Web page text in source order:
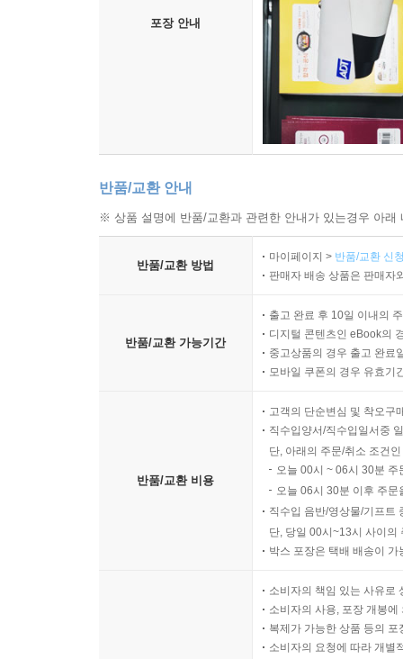
19세기 후반 조선의 문호 개방 이후 지어진 전
ㄱ자형 등 한옥 구조의 변형), 목조 재료, 그리
제7장 김영성의 봉화척곡교회 역사 복원과 계승
떠났다가 은퇴 후 귀향하여, 사라질 뻔한 교회의
모습을 담은 사진을 수록했다.
포장 안내
반품/교환 안내
※ 상품 설명에 반품/교환과 관련한 안내가 있는경우 아
반품/교환 방법
마이페이지 > 반품/교환 신
판매자 배송 상품은 판매자
반품/교환 가능기간
출고 완료 후 10일 이내의
디지털 콘텐츠인 eBook의
중고상품의 경우 출고 완료
모바일 쿠폰의 경우 유효기
반품/교환 비용
고객의 단순변심 및 착오구
직수입양서/직수입일서중
단, 아래의 주문/취소 조건
오늘 00시 ~ 06시 30분
오늘 06시 30분 이후 주
직수입 음반/영상물/기프트
단, 당일 00시~13시 사이의
박스 포장은 택배 배송이
소비자의 책임 있는 사유로
소비자의 사용, 포장 개봉
복제가 가능한 상품 등의
소비자의 요청에 따라 개별